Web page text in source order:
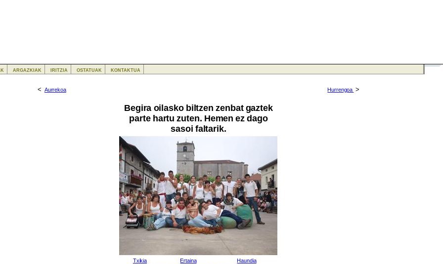
< Aurrekoa
Begira oilasko biltzen zenbat gaztek
parte hartu zuten. Hemen ez dago
sasoi faltarik.
Hurrengoa >
Txikia Ertaina
Haundia
argazkiak iritzia ostatuak kontaktua